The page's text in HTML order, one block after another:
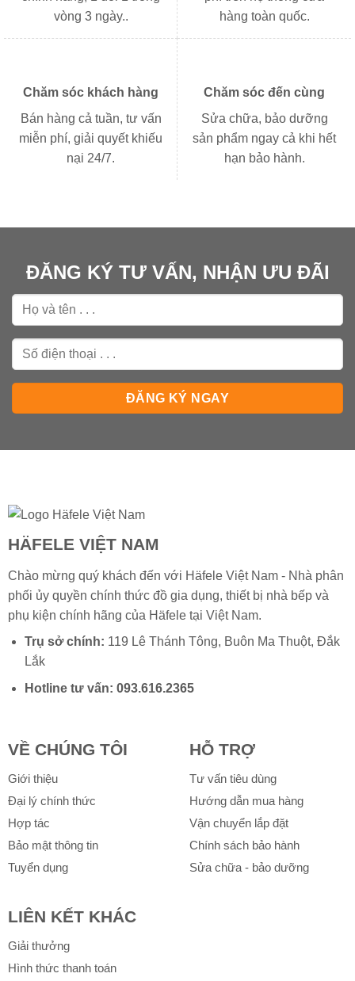
vòng 3 ngày..
hàng toàn quốc.
Chăm sóc khách hàng
Bán hàng cả tuần, tư vấn
miễn phí, giải quyết khiếu
nại 24/7.
Chăm sóc đến cùng
Sửa chữa, bảo dưỡng
sản phẩm ngay cả khi hết
hạn bảo hành.
ĐĂNG KÝ TƯ VẤN, NHẬN ƯU ĐÃI
HÄFELE VIỆT NAM
Chào mừng quý khách đến với Häfele Việt Nam - Nhà phân
phối ủy quyền chính thức đồ gia dụng, thiết bị nhà bếp và
phụ kiện chính hãng của Häfeletại Việt Nam.
Trụ sở chính: 119 Lê Thánh Tông, Buôn Ma Thuột, Đắk
Lắk
Hotline tư vấn: 093.616.2365
VỀ CHÚNG TÔI
Giới thiệu
Đại lý chính thức
Hợp tác
Bảo mật thông tin
Tuyển dụng
HỖ TRỢ
Tư vấn tiêu dùng
Hướng dẫn mua hàng
Vận chuyển lắp đặt
Chính sách bảo hành
Sửa chữa - bảo dưỡng
LIÊN KẾT KHÁC
Giải thưởng
Hình thức thanh toán